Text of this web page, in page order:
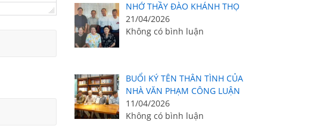
NHỚ THẦY ĐÀO KHÁNH THỌ
21/04/2026
Không có bình luận
BUỔI KÝ TÊN THÂN TÌNH CỦA
NHÀ VĂN PHẠM CÔNG LUẬN
11/04/2026
Không có bình luận